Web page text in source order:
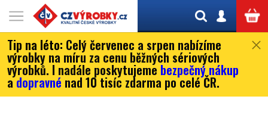
Tip na léto: Celý červenec a srpen nabízíme
výrobky na míru za cenu běžných sériových
výrobků. I nadále poskytujeme bezpečný nákup
adopravné nad 10 tisíc zdarma po celé ČR.